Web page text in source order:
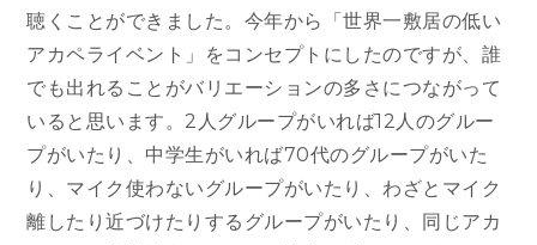
聴くことができました。今年から「世界一敷居の低い
アカペライベント」をコンセプトにしたのですが、誰
でも出れることがバリエーションの多さにつながって
いると思います。2人グループがいれば12人のグルー
プがいたり、中学生がいれば70代のグループがいた
り、マイク使わないグループがいたり、わざとマイク
離したり近づけたりするグループがいたり、同じアカ